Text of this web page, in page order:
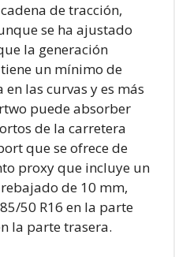
de tracción,
se ha ajustado
la generación
un mínimo de
las curvas y es más
puede absorber
de la carretera
que se ofrece de
proxy que incluye un
de 10 mm,
50 R16 en la parte
la parte trasera.